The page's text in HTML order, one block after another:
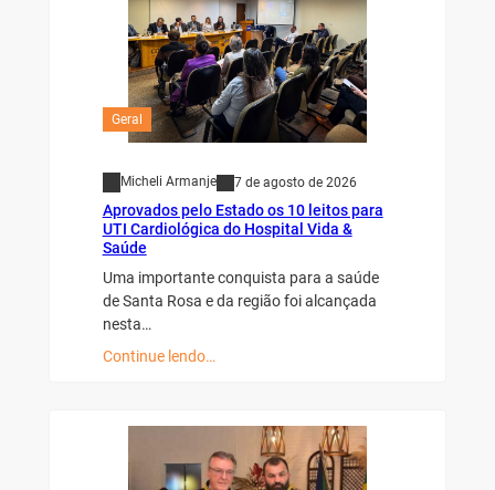
Geral
Micheli Armanje 7 de agosto de 2026
Aprovados pelo Estado os 10 leitos para
UTI Cardiológica do Hospital Vida &
Saúde
Uma importante conquista para a saúde
de Santa Rosa e da região foi alcançada
nesta…
Continue lendo…